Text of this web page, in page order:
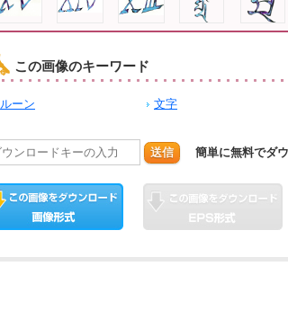
この画像のキーワード
ルーン 文字
送信 簡単に無料でダ